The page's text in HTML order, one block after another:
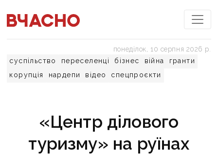
суспільство переселенці бізнес війна
гранти
корупція
нардепи відео спецпроєкти
понеділок, 10 серпня 2026 р.
«Центр ділового
туризму» на руїнах